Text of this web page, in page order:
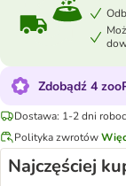
Zdobądź 4
Dostawa: 1-2 dni
Polityka zwrotów
Najczęściej